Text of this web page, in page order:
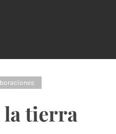
la tierra